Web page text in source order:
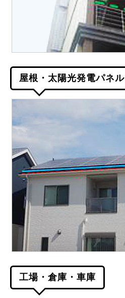
屋根・太陽光発電パネル
工場・倉庫・車庫